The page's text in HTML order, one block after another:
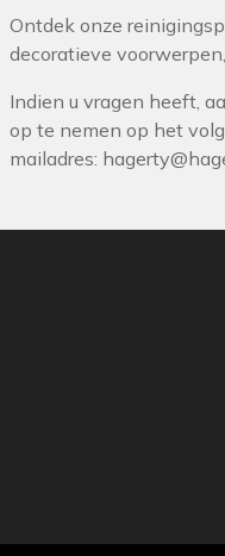
Ontdek onze
decoratieve
Indien u vragen heeft,
op te nemen op het
mailadres: